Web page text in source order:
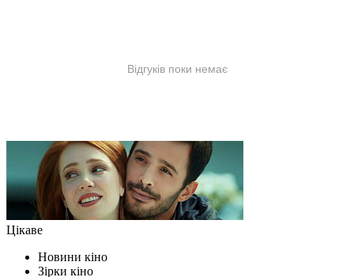
Цікаве
Новини кіно
Зірки кіно